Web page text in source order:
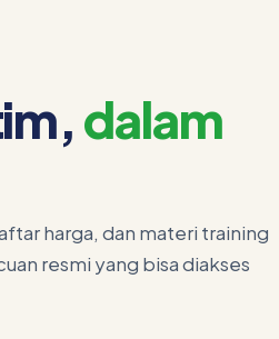
dalam
harga, dan materi training
resmi yang bisa diakses